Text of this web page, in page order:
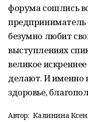
форума сошлись
предприниматель
безумно любит
выступлениях
великое
делают. И именно
здоровье,
Автор: Калинина